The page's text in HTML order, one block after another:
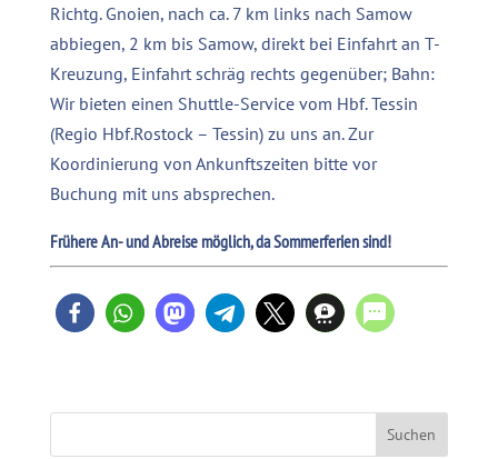
Richtg. Gnoien, nach ca. 7 km links nach Samow
abbiegen, 2 km bis Samow, direkt bei Einfahrt an T-
Kreuzung, Einfahrt schräg rechts gegenüber; Bahn:
Wir bieten einen Shuttle-Service vom Hbf. Tessin
(Regio Hbf.Rostock – Tessin) zu uns an. Zur
Koordinierung von Ankunftszeiten bitte vor
Buchung mit uns absprechen.
Frühere An- und Abreise möglich, da Sommerferien sind!